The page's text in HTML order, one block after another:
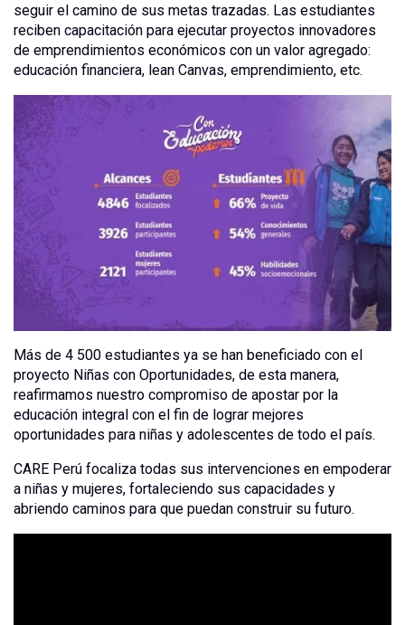
seguir el camino de sus metas trazadas. Las estudiantes
reciben capacitación para ejecutar proyectos innovadores
de emprendimientos económicos con un valor agregado:
educación financiera, lean Canvas, emprendimiento, etc.
Más de 4 500 estudiantes ya se han beneficiado con el
proyecto Niñas con Oportunidades, de esta manera,
reafirmamos nuestro compromiso de apostar por la
educación integral con el fin de lograr mejores
oportunidades para niñas y adolescentes de todo el país.
CARE Perú focaliza todas sus intervenciones en empoderar
a niñas y mujeres, fortaleciendo sus capacidades y
abriendo caminos para que puedan construir su futuro.